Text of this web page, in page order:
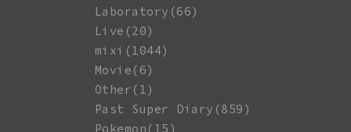
Laboratory(66)
Live(20)
mixi(1044)
Movie(6)
Other(1)
Past Super Diary(859)
Pokemon(15)